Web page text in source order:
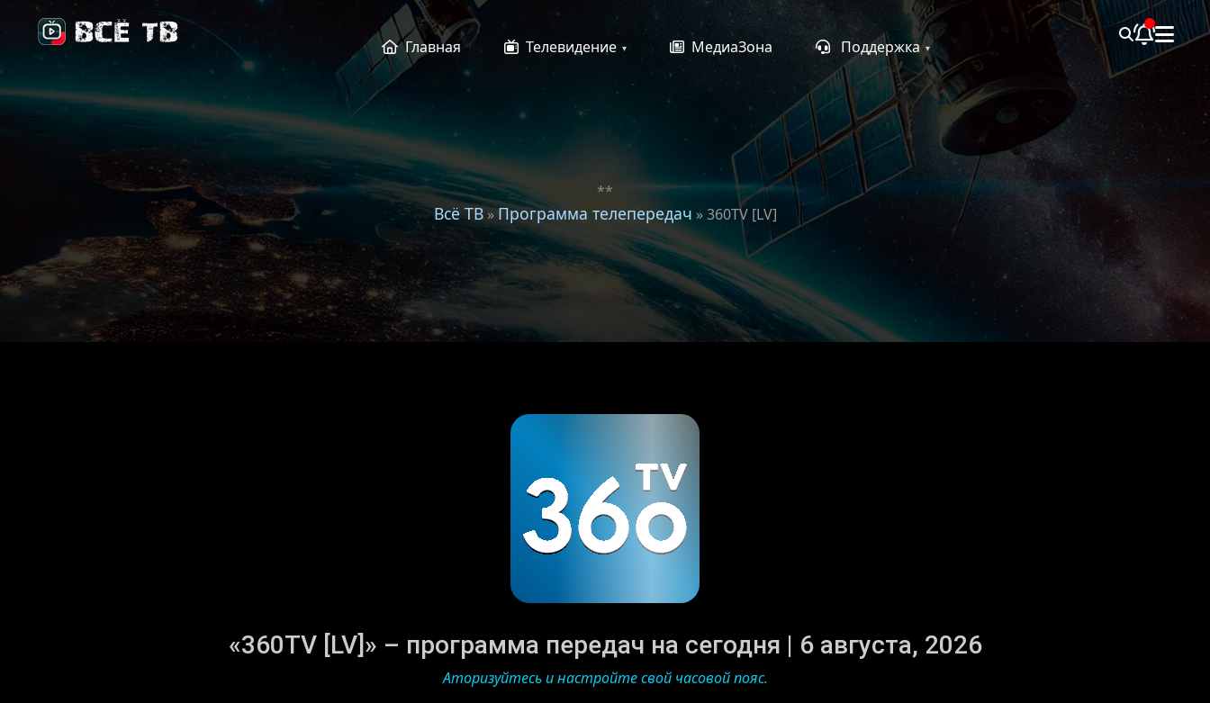
Главная Телевидение МедиаЗона Поддержка
**
Всё ТВ»Программа телепередач » 360TV [LV]
«360TV [LV]» – программа передач на сегодня | 6 августа, 2026
Аторизуйтесь и настройте свой часовой пояс.